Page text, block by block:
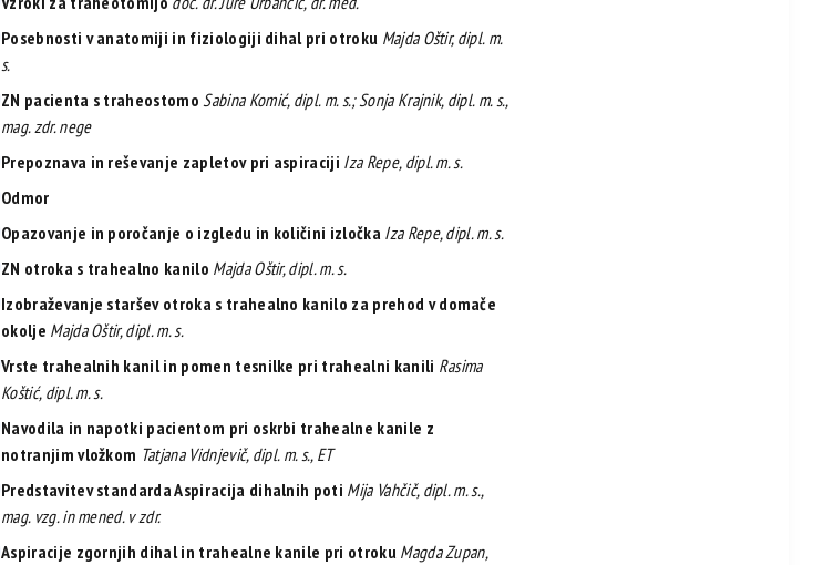
Posebnosti v anatomiji in fiziologiji dihal pri otroku Majda Oštir, dipl. m.
s.
ZN pacienta s traheostomo Sabina Komić, dipl. m. s.; Sonja Krajnik, dipl. m. s.,
mag. zdr. nege
Prepoznava in reševanje zapletov pri aspiraciji Iza Repe, dipl. m. s.
Odmor
Opazovanje in poročanje o izgledu in količini izločka Iza Repe, dipl. m. s.
ZN otroka s trahealno kanilo Majda Oštir, dipl. m. s.
Izobraževanje staršev otroka s trahealno kanilo za prehod v domače
okolje Majda Oštir, dipl. m. s.
Vrste trahealnih kanil in pomen tesnilke pri trahealni kanili Rasima
Koštić, dipl. m. s.
Navodila in napotki pacientom pri oskrbi trahealne kanile z
notranjim vložkom Tatjana Vidnjevič, dipl. m. s., ET
Predstavitev standarda Aspiracija dihalnih poti Mija Vahčič, dipl. m. s.,
mag. vzg. in mened. v zdr.
Aspiracije zgornjih dihal in trahealne kanile pri otroku Magda Zupan,